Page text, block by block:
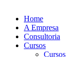
Home
A Empresa
Consultoria
Cursos
Cursos